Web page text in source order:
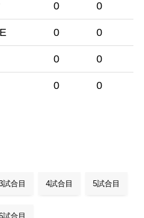
0 0
0 0
0 0
0 0
試合目 4試合目 5試合目
試合目